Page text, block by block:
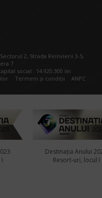
Sectorul 2, Strada Reinvierii 3-5,
7
social : 14.920.300 lei
Termeni și condiții ANPC
Destinația Anului
Resort-uri, locul I